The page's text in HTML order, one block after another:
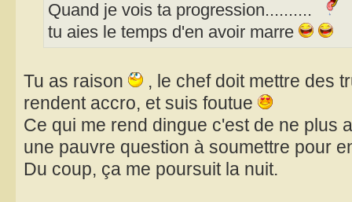
Quand je vois ta progression..........
tu aies le temps d'en avoir marre
Tu as raison
, le chef doit mettre des
rendent accro, et suis foutue
Ce qui me rend dingue c'est de ne plus
une pauvre question à soumettre pour
Du coup, ça me poursuit la nuit.